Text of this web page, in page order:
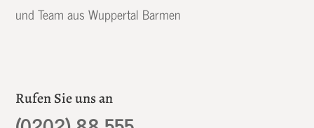
und Team aus Wuppertal Barmen
Rufen Sie uns an